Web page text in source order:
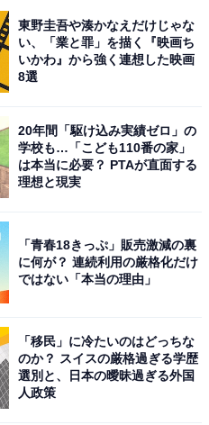
東野圭吾や湊かなえだけじゃな
い、「業と罪」を描く『映画ち
いかわ』から強く連想した映画
8選
20年間「駆け込み実績ゼロ」の
学校も…「こども110番の家」
は本当に必要？ PTAが直面する
理想と現実
「青春18きっぷ」販売激減の裏
に何が？ 連続利用の厳格化だけ
ではない「本当の理由」
「移民」に冷たいのはどっちな
のか？ スイスの厳格過ぎる学歴
選別と、日本の曖昧過ぎる外国
人政策